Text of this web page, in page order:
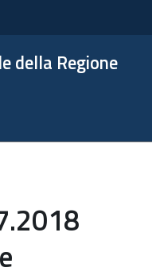
della Regione